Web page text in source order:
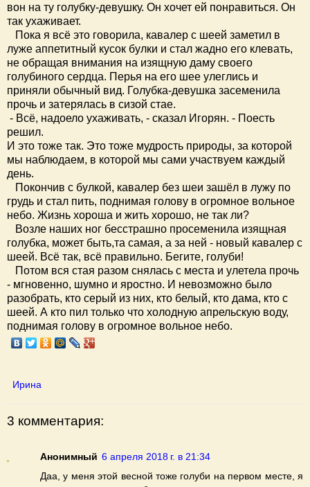
вон на ту голубку-девушку. Он хочет ей понравиться. Он
так ухаживает.
Пока я всё это говорила, кавалер с шеей заметил в
луже аппетитный кусок булки и стал жадно его клевать,
не обращая внимания на изящную даму своего
голубиного сердца. Перья на его шее улеглись и
приняли обычный вид. Голубка-девушка засеменила
прочь и затерялась в сизой стае.
- Всё, надоело ухаживать, - сказал Игорян. - Поесть
решил.
И это тоже так. Это тоже мудрость природы, за которой
мы наблюдаем, в которой мы сами участвуем каждый
день.
Покончив с булкой, кавалер без шеи зашёл в лужу по
грудь и стал пить, поднимая голову в огромное вольное
небо. Жизнь хороша и жить хорошо, не так ли?
Возле наших ног бесстрашно просеменила изящная
голубка, может быть,та самая, а за ней - новый кавалер с
шеей. Всё так, всё правильно. Бегите, голуби!
Потом вся стая разом снялась с места и улетела прочь
- мгновенно, шумно и яростно. И невозможно было
разобрать, кто серый из них, кто белый, кто дама, кто с
шеей. А кто пил только что холодную апрельскую воду,
поднимая голову в огромное вольное небо.
Ирина
3 комментария:
Анонимный 6 апреля 2018 г. в 21:34
Даа, у меня этой весной тоже голуби на первом месте, я